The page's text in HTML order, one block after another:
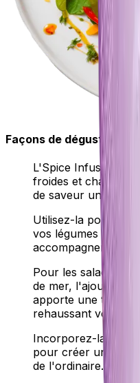
Façons de déguster
L'Spice Infusion
froides et chaudes,
de saveur unique.
Utilisez-la pour
vos légumes rôtis,
accompagnement
Pour les salades
de mer, l'ajout de
apporte une touche
rehaussant vos
Incorporez-la dans
pour créer une
de l'ordinaire.